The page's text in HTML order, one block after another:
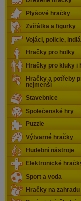
Plyšové hračky
Zvířátka a figurky
Vojáci, policie,
Hračky pro holky
Hračky pro kluky i
Hračky a potřeby
nejmenší
Stavebnice
Společenské hry
Puzzle
Výtvarné hračky
Hudební nástroje
Elektronické
Sport a voda
Hračky na